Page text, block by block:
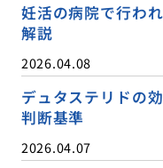
妊活の病院で行わ
解説
2026.04.08
デュタステリドの
判断基準
2026.04.07